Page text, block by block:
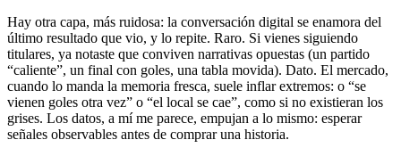
Hay otra capa, más ruidosa: la conversación digital se enamora del
último resultado que vio, y lo repite. Raro. Si vienes siguiendo
titulares, ya notaste que conviven narrativas opuestas (un partido
“caliente”, un final con goles, una tabla movida). Dato. El mercado,
cuando lo manda la memoria fresca, suele inflar extremos: o “se
vienen goles otra vez” o “el local se cae”, como si no existieran los
grises. Los datos, a mí me parece, empujan a lo mismo: esperar
señales observables antes de comprar una historia.